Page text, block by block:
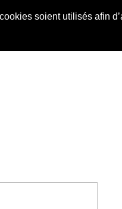
soient utilisés afin